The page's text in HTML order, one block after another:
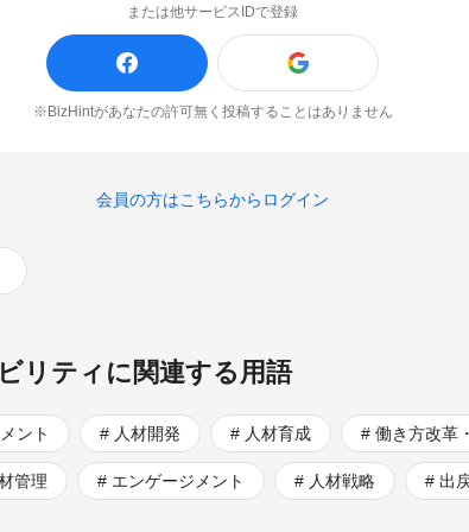
または他サービスIDで登録
※BizHintがあなたの許可無く投稿することはありません
会員の方はこちらからログイン
リティに関連する用語
ント 人材開発 人材育成 働き方改革
管理 エンゲージメント 人材戦略 出